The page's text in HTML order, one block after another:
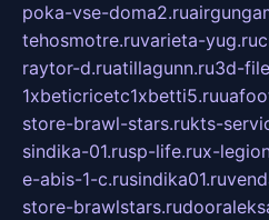
poka-vse-doma2.ru
tehosmotre.ruvarieta-yug.ru
raytor-d.ruatillagunn.ru3d-
1xbeticricetc1xbetti5.ru
store-brawl-stars.rukts-
sindika-01.rusp-life.rux-
e-abis-1-c.rusindika01.ru
store-brawlstars.ru